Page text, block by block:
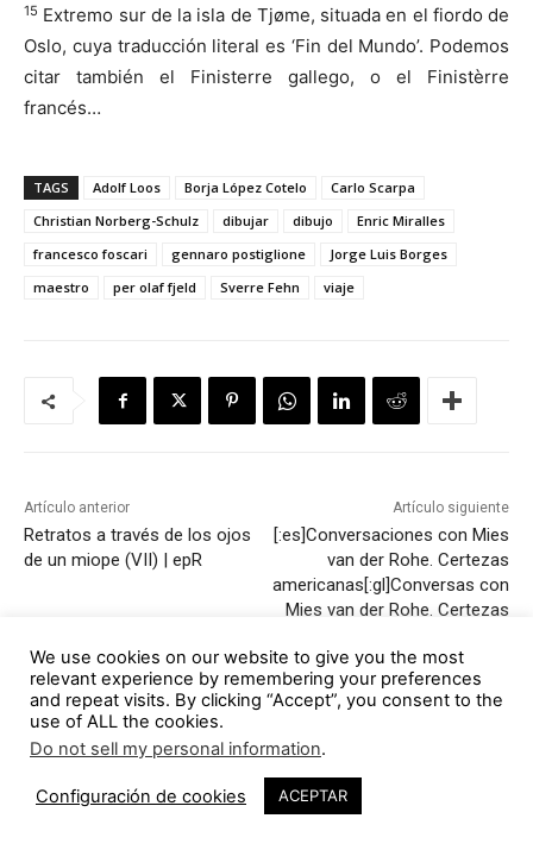
15 Extremo sur de la isla de Tjøme, situada en el fiordo de
Oslo, cuya traducción literal es ‘Fin del Mundo’. Podemos
citar también el Finisterre gallego, o el Finistèrre
francés…
TAGS Adolf Loos Borja López Cotelo
Carlo Scarpa
Christian Norberg-Schulz
dibujar dibujo
Enric Miralles
francesco foscari
gennaro postiglione
Jorge Luis Borges
maestro
per olaf fjeld Sverre Fehn viaje
Artículo anterior
Retratos a través de los ojos
de un miope (VII) | epR
Artículo siguiente
[:es]Conversaciones con Mies
van der Rohe. Certezas
americanas[:gl]Conversas con
Mies van der Rohe. Certezas
with Mies van der Rohe.
American certainties[:]
We use cookies on our website to give you the most
relevant experience by remembering your preferences
and repeat visits. By clicking “Accept”, you consent to the
use of ALL the cookies.
Do not sell my personal information.
Configuración de cookies ACEPTAR